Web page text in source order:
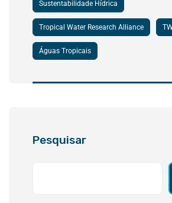
Sustentabilidade Hídrica
Tropical Water Research Alliance
Águas Tropicais
Pesquisar